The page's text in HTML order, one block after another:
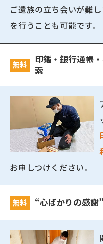
ご遺族の立ち会いが難
を行うことも可能です。
無料
印鑑・銀行通帳
索
お申しつけください。
無料 “心ばかりの感謝